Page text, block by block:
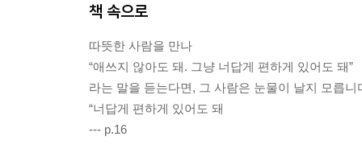
책 속으로
따뜻한 사람을 만나
“애쓰지 않아도 돼. 그냥 너답게 편하게 있어도 돼”
라는 말을 듣는다면, 그 사람은 눈물이 날지 모릅니
“너답게 편하게 있어도 돼
--- p.16